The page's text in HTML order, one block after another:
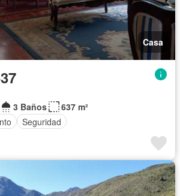
Casa
3 Baños
637 m²
Seguridad